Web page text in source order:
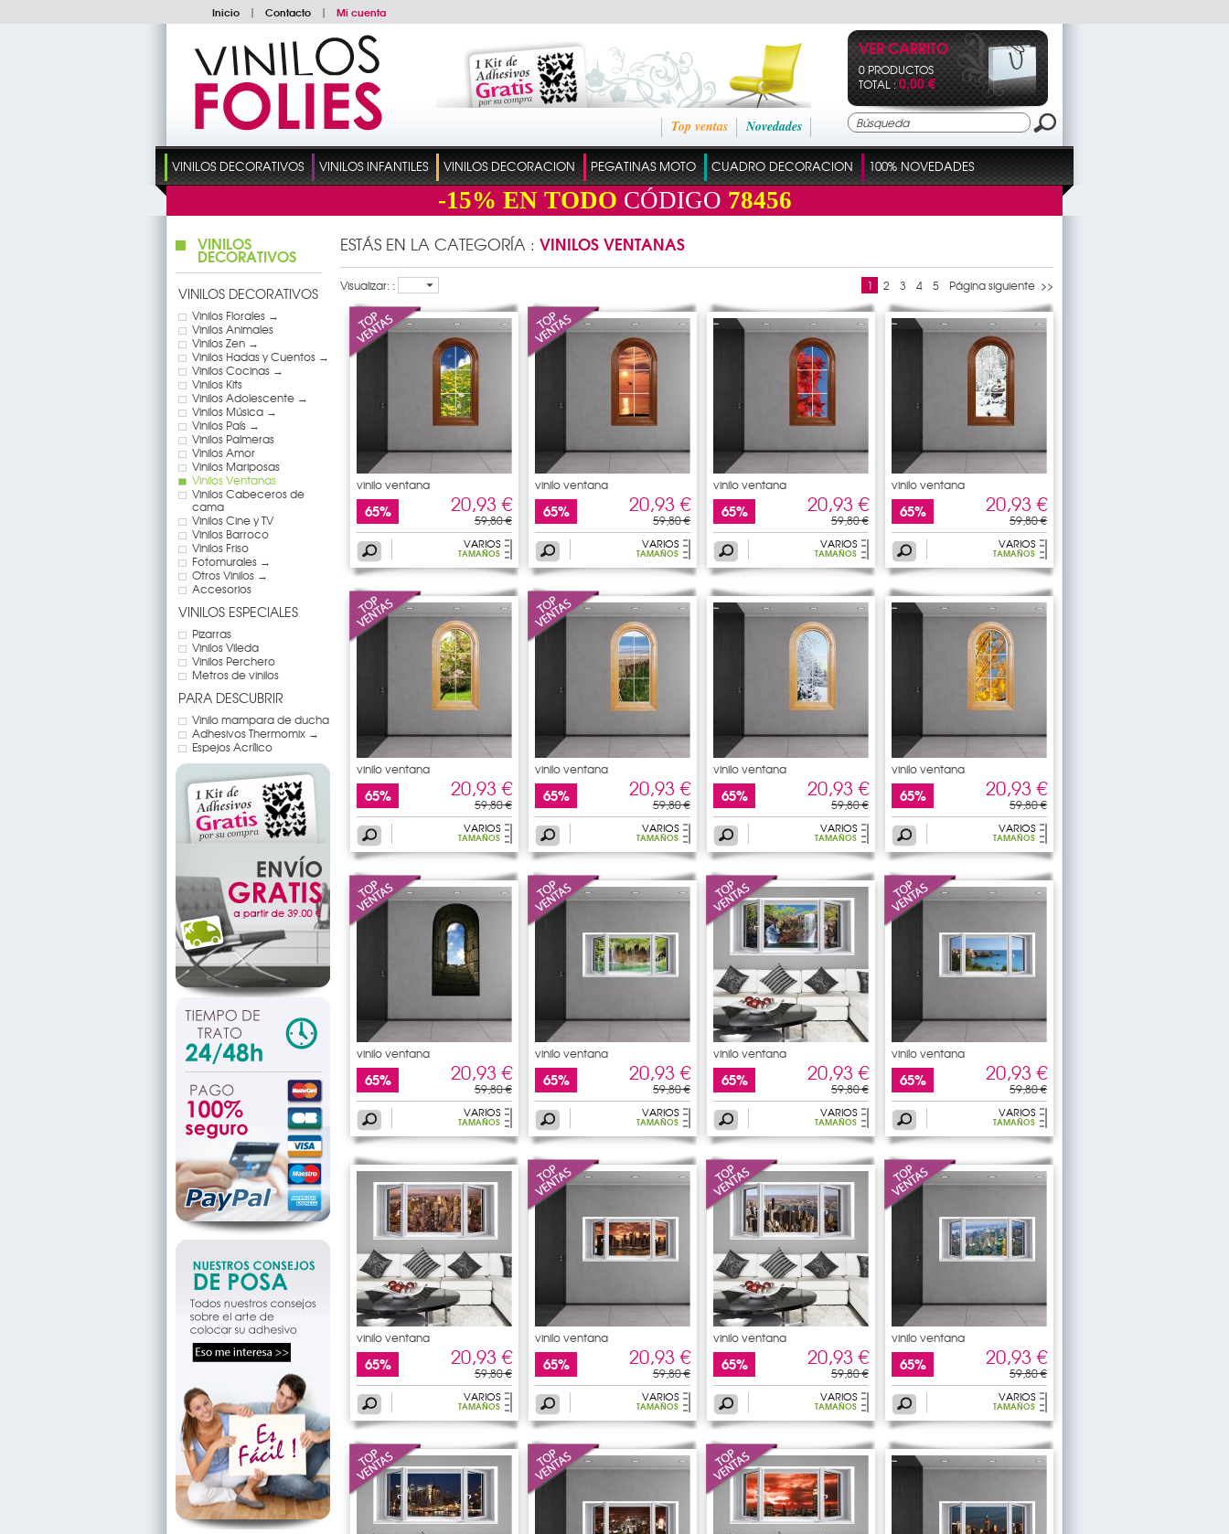
Inicio | Contacto | Mi cuenta
Novedades
Top ventas
VER CARRITO
0 PRODUCTOS
TOTAL :0,00 €
VINILOS DECORATIVOS VINILOS INFANTILES VINILOS DECORACION PEGATINAS MOTO CUADRO DECORACION 100% NOVEDADES
-15% EN TODO CÓDIGO 78456
VINILOS
DECORATIVOS
VINILOS DECORATIVOS
Vinilos Florales →
Vinilos Animales
Vinilos Zen →
Vinilos Hadas y Cuentos →
Vinilos Cocinas →
Vinilos Kits
Vinilos Adolescente →
Vinilos Música →
Vinilos País →
Vinilos Palmeras
Vinilos Amor
Vinilos Mariposas
Vinilos Ventanas
Vinilos Cabeceros de
cama
Vinilos Cine y TV
Vinilos Barroco
Vinilos Friso
Fotomurales →
Otros Vinilos →
Accesorios
VINILOS ESPECIALES
Pizarras
Vinilos Vileda
Vinilos Perchero
Metros de vinilos
PARA DESCUBRIR
Vinilo mampara de ducha
Adhesivos Thermomix →
Espejos Acrílico
ESTÁS EN LA CATEGORÍA : VINILOS VENTANAS
Visualizar: : 1 2 3 4 5 Página siguiente >>
vinilo ventana
65% 20,93 €
59,80 €
VARIOS
TAMAÑOS
vinilo ventana
65% 20,93 €
59,80 €
VARIOS
TAMAÑOS
vinilo ventana
65% 20,93 €
59,80 €
VARIOS
TAMAÑOS
vinilo ventana
65% 20,93 €
59,80 €
VARIOS
TAMAÑOS
vinilo ventana
65% 20,93 €
59,80 €
VARIOS
TAMAÑOS
vinilo ventana
65% 20,93 €
59,80 €
VARIOS
TAMAÑOS
vinilo ventana
65% 20,93 €
59,80 €
VARIOS
TAMAÑOS
vinilo ventana
65% 20,93 €
59,80 €
VARIOS
TAMAÑOS
vinilo ventana
65% 20,93 €
59,80 €
VARIOS
TAMAÑOS
vinilo ventana
65% 20,93 €
59,80 €
VARIOS
TAMAÑOS
vinilo ventana
65% 20,93 €
59,80 €
VARIOS
TAMAÑOS
vinilo ventana
65% 20,93 €
59,80 €
VARIOS
TAMAÑOS
vinilo ventana
65% 20,93 €
59,80 €
VARIOS
TAMAÑOS
vinilo ventana
65% 20,93 €
59,80 €
VARIOS
TAMAÑOS
vinilo ventana
65% 20,93 €
59,80 €
VARIOS
TAMAÑOS
vinilo ventana
65% 20,93 €
59,80 €
VARIOS
TAMAÑOS